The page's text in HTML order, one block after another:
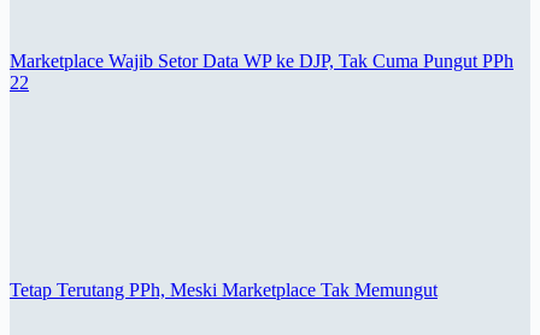
Marketplace Wajib Setor Data WP ke DJP, Tak Cuma Pungut PPh
22
Tetap Terutang PPh, Meski Marketplace Tak Memungut